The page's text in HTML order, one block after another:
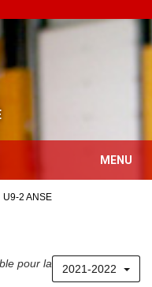
MENU
U9-2 ANSE
2021-2022
pour la